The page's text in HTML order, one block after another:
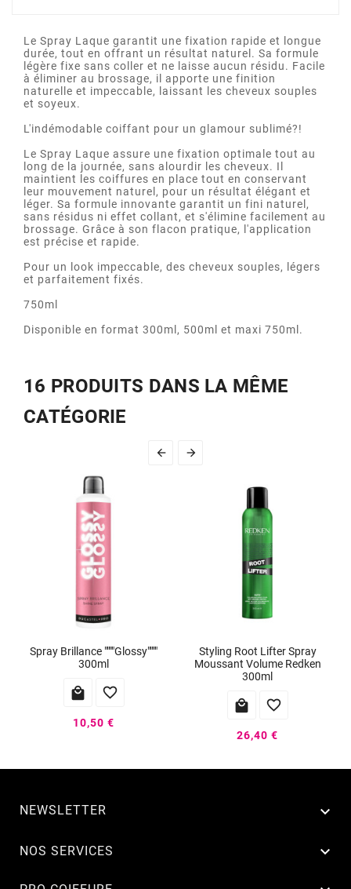
Le Spray Laque garantit une fixation rapide et longue
durée, tout en offrant un résultat naturel. Sa formule
légère fixe sans coller et ne laisse aucun résidu. Facile
à éliminer au brossage, il apporte une finition
naturelle et impeccable, laissant les cheveux souples
et soyeux.
L'indémodable coiffant pour un glamour sublimé?!
Le Spray Laque assure une fixation optimale tout au
long de la journée, sans alourdir les cheveux. Il
maintient les coiffures en place tout en conservant
leur mouvement naturel, pour un résultat élégant et
léger. Sa formule innovante garantit un fini naturel,
sans résidus ni effet collant, et s'élimine facilement au
brossage. Grâce à son flacon pratique, l'application
est précise et rapide.
Pour un look impeccable, des cheveux souples, légers
et parfaitement fixés.
750ml
Disponible en format 300ml, 500ml et maxi 750ml.
16 PRODUITS DANS LA MÊME
CATÉGORIE
 
Spray Brillance """"Glossy""""
300ml
 
10,50 €
Styling Root Lifter Spray
Moussant Volume Redken
300ml
 
26,40 €
NEWSLETTER 
NOS SERVICES 